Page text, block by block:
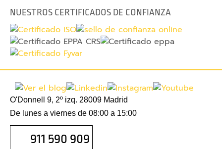
o
s
l
á
e
r
p
e
r
NUESTROS CERTIFICADOS DE CONFIANZA
O'Donnell 9, 2º izq. 28009 Madrid
De lunes a viernes de 08:00 a 15:00
911 590 909